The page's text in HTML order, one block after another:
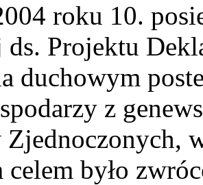
roku 10.
ds. Projektu
duchowym
z
celem było